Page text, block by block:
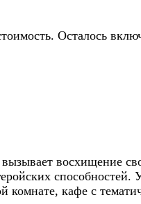
Осталось
восхищение
комнате, кафе с